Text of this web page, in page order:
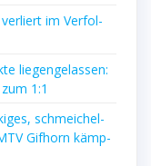
ver­liert im Ver­fol­
lie­gen­ge­las­sen:
1:1
schmei­chel­
Gif­horn kämp­